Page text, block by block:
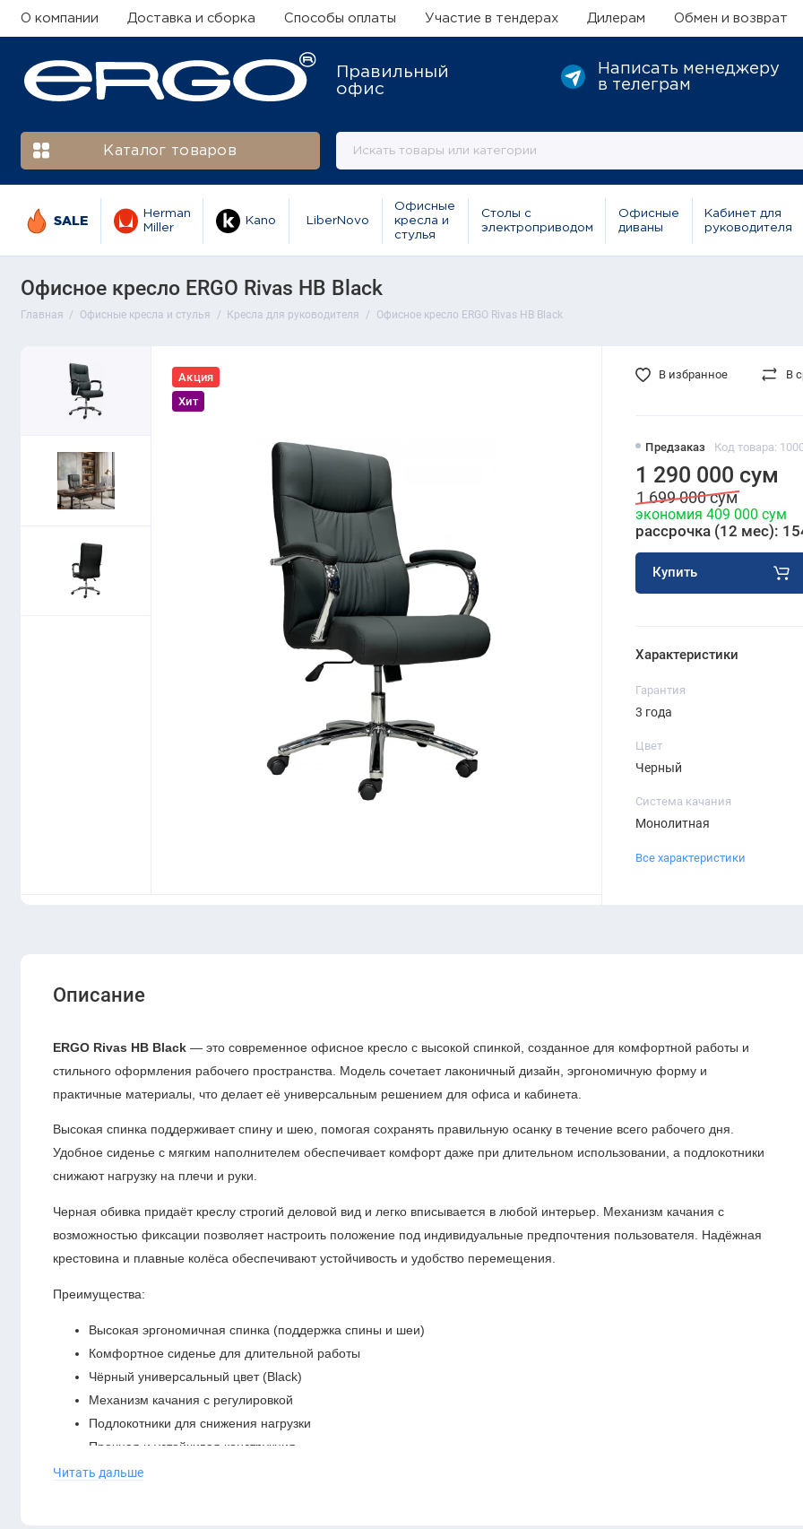
О компании Доставка и сборка Способы оплаты Участие в тендерах Дилерам Обмен и возврат
Правильный
офис
Написать менеджеру
в телеграм
Каталог товаров
SALE
Herman
Miller
Kano LiberNovo
Офисные
кресла и
стулья
Столы с
электроприводом
Офисные
диваны
Кабинет для
руководителя
Офисное кресло ERGO Rivas HB Black
Главная Офисные кресла и стулья Кресла для руководителя Офисное кресло ERGO Rivas HB Black
Акция
Хит
Предзаказ Код товара:
1 290 000 сум
1 699 000 сум
экономия 409 000 сум
рассрочка (12 мес):
Купить
В избранное В
Характеристики
Гарантия
3 года
Цвет
Черный
Система качания
Монолитная
Все характеристики
Описание
ERGO Rivas HB Black — это современное офисное кресло с высокой спинкой, созданное для комфортной работы и
стильного оформления рабочего пространства. Модель сочетает лаконичный дизайн, эргономичную форму и
практичные материалы, что делает её универсальным решением для офиса и кабинета.
Высокая спинка поддерживает спину и шею, помогая сохранять правильную осанку в течение всего рабочего дня.
Удобное сиденье с мягким наполнителем обеспечивает комфорт даже при длительном использовании, а подлокотники
снижают нагрузку на плечи и руки.
Черная обивка придаёт креслу строгий деловой вид и легко вписывается в любой интерьер. Механизм качания с
возможностью фиксации позволяет настроить положение под индивидуальные предпочтения пользователя. Надёжная
крестовина и плавные колёса обеспечивают устойчивость и удобство перемещения.
Преимущества:
Высокая эргономичная спинка (поддержка спины и шеи)
Комфортное сиденье для длительной работы
Чёрный универсальный цвет (Black)
Механизм качания с регулировкой
Подлокотники для снижения нагрузки
Прочная и устойчивая конструкция
ERGO Rivas HB Black
Читать дальше